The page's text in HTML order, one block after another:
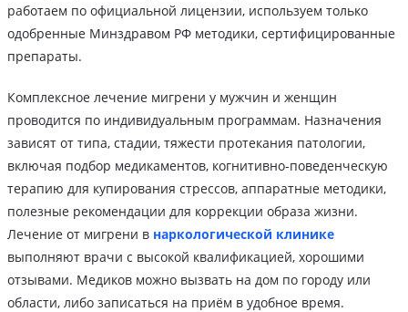
работаем по официальной лицензии, используем только
одобренные Минздравом РФ методики, сертифицированные
препараты.
Комплексное лечение мигрени у мужчин и женщин
проводится по индивидуальным программам. Назначения
зависят от типа, стадии, тяжести протекания патологии,
включая подбор медикаментов, когнитивно-поведенческую
терапию для купирования стрессов, аппаратные методики,
полезные рекомендации для коррекции образа жизни.
Лечение от мигрени в наркологической клинике
выполняют врачи с высокой квалификацией, хорошими
отзывами. Медиков можно вызвать на дом по городу или
области, либо записаться на приём в удобное время.